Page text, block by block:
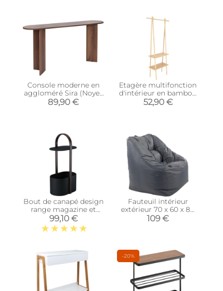
Console moderne en
aggloméré Sira (Noyer
vieilli)
89,90 €
Etagère multifonction
d'intérieur en bambou
(Taille L)
52,90 €
Bout de canapé design
range magazine et
tablette Hub
99,10 €
Fauteuil intérieur
extérieur 70 x 60 x 80
cm Marco (Gris
109 €
-20%